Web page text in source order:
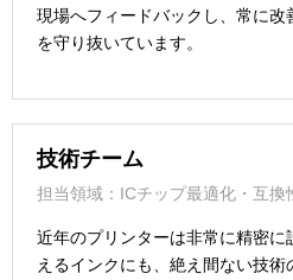
現場へフィードバックし、常に
を守り抜いています。
技術チーム
担当領域：ICチップ最適化・互換
近年のプリンターは非常に精密
えるインクにも、絶え間ない技